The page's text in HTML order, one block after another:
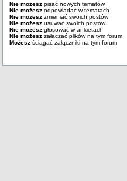
Nie możesz pisać nowych tematów
Nie możesz odpowiadać w tematach
Nie możesz zmieniać swoich postów
Nie możesz usuwać swoich postów
Nie możesz głosować w ankietach
Nie możesz załączać plików na tym forum
Możesz ściągać załączniki na tym forum